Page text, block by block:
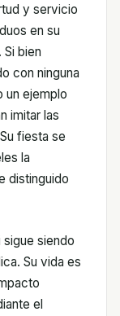
y servicio
en su
bien
con ninguna
un ejemplo
imitar las
fiesta se
la
distinguido
sigue siendo
Su vida es
el